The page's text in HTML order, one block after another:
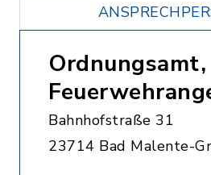
Ordnungsamt,
Bahnhofstraße 31
23714 Bad Malente-